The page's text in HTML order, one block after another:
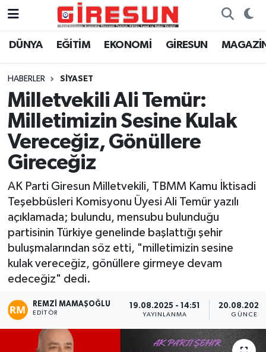
DÜNYA EĞİTİM EKONOMİ GİRESUN
HABERLER SİYASET
Milletvekili Ali Temür:
Milletimizin Sesine Kulak
Vereceğiz, Gönüllere
Gireceğiz
AK Parti Giresun Milletvekili, TBMM Kamu İktisadi
Teşebbüsleri Komisyonu Üyesi Ali Temür yazılı
açıklamada; bulundu, mensubu bulunduğu
partisinin Türkiye genelinde başlattığı şehir
buluşmalarından söz etti, "milletimizin sesine
kulak vereceğiz, gönüllere girmeye devam
edeceğiz" dedi.
REMZI MAMAŞOĞLU
EDITÖR
19.08.2025 - 14:51
YAYINLANMA
20.08.2025
Hava Durumu
Trafik Durumu
Süper Lig Puan Durumu ve Fikstür
Tüm Manşetler
Son Dakika Haberleri
Haber Arşivi